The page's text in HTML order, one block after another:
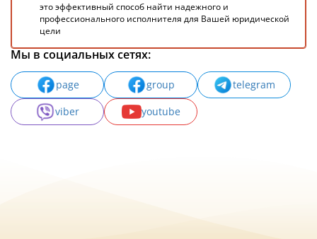
это эффективный способ найти надежного и
профессионального исполнителя для Вашей юридической
цели
Мы в социальных сетях:
page group
telegram
viber
youtube